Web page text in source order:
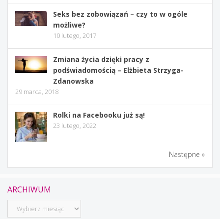
Seks bez zobowiązań – czy to w ogóle
możliwe?
10 lutego, 2017
Zmiana życia dzięki pracy z
podświadomością – Elżbieta Strzyga-
Zdanowska
29 marca, 2018
Rolki na Facebooku już są!
23 lutego, 2022
Następne »
ARCHIWUM
Archiwum